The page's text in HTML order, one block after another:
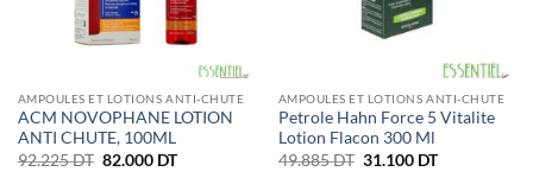
AMPOULES ET LOTIONS ANTI-CHUTE
ACM NOVOPHANE LOTION
ANTI CHUTE, 100ML
92.225DT Le
82.000 DTLe
AMPOULES ET LOTIONS ANTI-CHUTE
Petrole Hahn Force 5 Vitalite
Lotion Flacon 300 Ml
49.885DT Le
31.100 DTLe